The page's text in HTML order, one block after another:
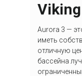
Aurora 3 —
иметь
отличную
бассейна